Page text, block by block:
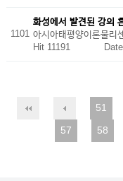
1101
화성에서 발견된 강의
아시아태평양이론물리
Hit 11191
51
57
58